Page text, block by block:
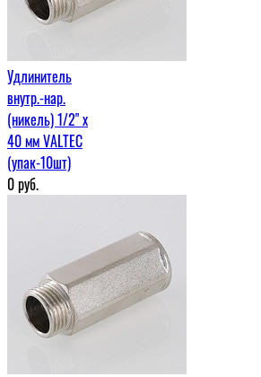
Удлинитель
внутр.-нар.
(никель) 1/2" х
40 мм VALTEC
(упак-10шт)
0руб.